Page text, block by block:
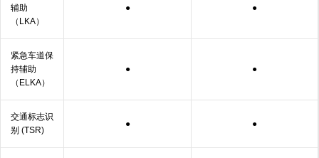
辅助
（LKA）
● ●
紧急车道保
持辅助
（ELKA）
● ●
交通标志识
别 (TSR)
● ●